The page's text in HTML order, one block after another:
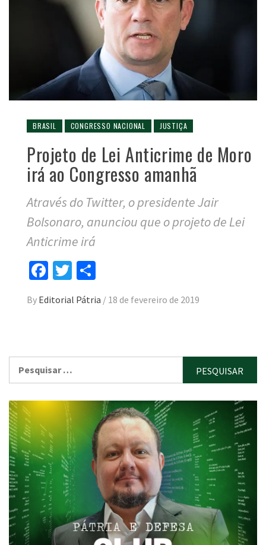
BRASIL CONGRESSO NACIONAL JUSTIÇA
Projeto de Lei Anticrime de Moro
irá ao Congresso amanhã
Através do Twitter, o presidente Jair
Bolsonaro, anunciou que o projeto de Lei
Anticrime irá
Facebook
Twitter
By Editorial Pátria / 18 de fevereiro de 2019
por: